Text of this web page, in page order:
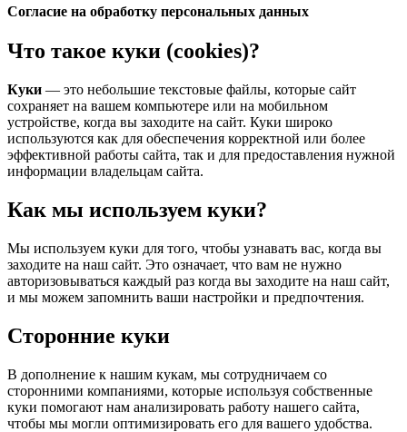
Согласие на обработку персональных данных
Что такое куки (cookies)?
Куки — это небольшие текстовые файлы, которые сайт
сохраняет на вашем компьютере или на мобильном
устройстве, когда вы заходите на сайт. Куки широко
используются как для обеспечения корректной или более
эффективной работы сайта, так и для предоставления нужной
информации владельцам сайта.
Как мы используем куки?
Мы используем куки для того, чтобы узнавать вас, когда вы
заходите на наш сайт. Это означает, что вам не нужно
авторизовываться каждый раз когда вы заходите на наш сайт,
и мы можем запомнить ваши настройки и предпочтения.
Сторонние куки
В дополнение к нашим кукам, мы сотрудничаем со
сторонними компаниями, которые используя собственные
куки помогают нам анализировать работу нашего сайта,
чтобы мы могли оптимизировать его для вашего удобства.